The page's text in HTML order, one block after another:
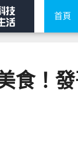
首頁
食！